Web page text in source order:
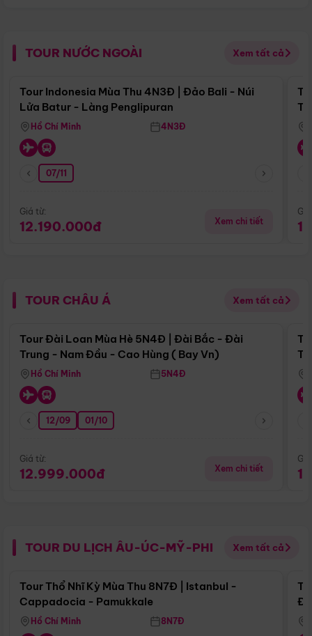
TOUR NƯỚC NGOÀI Xem tất cả
Điểm nổi bật
Tour Indonesia Mùa Thu 4N3Đ | Đảo Bali - Núi
Lửa Batur - Làng Penglipuran
Hồ Chí Minh 4N3Đ
07/11
Giá từ:
12.190.000đ Xem chi tiết
TOUR CHÂU Á Xem tất cả
Điểm nổi bật
Tour Đài Loan Mùa Hè 5N4Đ | Đài Bắc - Đài
Trung - Nam Đầu - Cao Hùng ( Bay Vn)
Hồ Chí Minh 5N4Đ
12/09 01/10
Giá từ:
12.999.000đ Xem chi tiết
TOUR DU LỊCH ÂU-ÚC-MỸ-PHI Xem tất cả
Điểm nổi bật
Tour Thổ Nhĩ Kỳ Mùa Thu 8N7Đ | Istanbul -
Cappadocia - Pamukkale
Hồ Chí Minh 8N7Đ